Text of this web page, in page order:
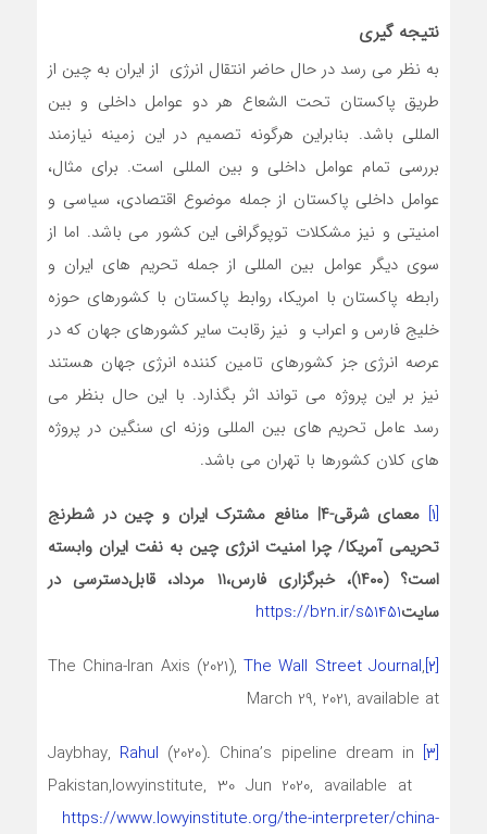
نتیجه گیری
به نظر می رسد در حال حاضر انتقال انرژی از ایران به چین از
طریق پاکستان تحت الشعاع هر دو عوامل داخلی و بین
المللی باشد. بنابراین هرگونه تصمیم در این زمینه نیازمند
بررسی تمام عوامل داخلی و بین المللی است. برای مثال،
عوامل داخلی پاکستان از جمله موضوع اقتصادی، سیاسی و
امنیتی و نیز مشکلات توپوگرافی این کشور می باشد. اما از
سوی دیگر عوامل بین المللی از جمله تحریم های ایران و
رابطه پاکستان با امریکا، روابط پاکستان با کشورهای حوزه
خلیج فارس و اعراب و نیز رقابت سایر کشورهای جهان که در
عرصه انرژی جز کشورهای تامین کننده انرژی جهان هستند
نیز بر این پروژه می تواند اثر بگذارد. با این حال بنظر می
رسد عامل تحریم های بین المللی وزنه ای سنگین در پروژه
های کلان کشورها با تهران می باشد.
[۱]
معمای شرقی-۴| منافع مشترک ایران و چین در شطرنج
تحریمی آمریکا/ چرا امنیت انرژی چین به نفت ایران وابسته
است؟ (۱۴۰۰)، خبرگزاری فارس،۱۱ مرداد، قابل‌دسترسی در
سایتhttps://b2n.ir/s51451
[۲] The China-Iran Axis (2021),The Wall Street Journal,
March 29, 2021, available at
[۳] Rahul (2020). China’s pipeline dream in
Pakistan,lowyinstitute, 30 Jun 2020, available at
https://www.lowyinstitute.org/the-interpreter/china-